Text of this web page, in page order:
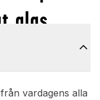
glas
vardagens alla